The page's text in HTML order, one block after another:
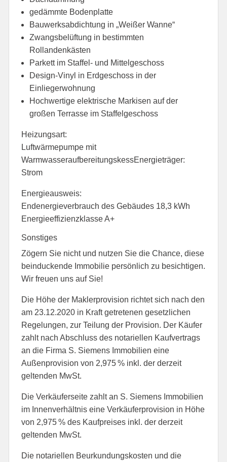
gedämmte Bodenplatte
Bauwerksabdichtung in „Weißer Wanne“
Zwangsbelüftung in bestimmten
Rollandenkästen
Parkett im Staffel- und Mittelgeschoss
Design-Vinyl in Erdgeschoss in der
Einliegerwohnung
Hochwertige elektrische Markisen auf der
großen Terrasse im Staffelgeschoss
Heizungsart:
Luftwärmepumpe mit
WarmwasseraufbereitungskessEnergieträger:
Strom
Energieausweis:
Endenergieverbrauch des Gebäudes 18,3 kWh
Energieeffizienzklasse A+
Sonstiges
Zögern Sie nicht und nutzen Sie die Chance, diese
beinduckende Immobilie persönlich zu besichtigen.
Wir freuen uns auf Sie!
Die Höhe der Maklerprovision richtet sich nach den
am 23.12.2020 in Kraft getretenen gesetzlichen
Regelungen, zur Teilung der Provision. Der Käufer
zahlt nach Abschluss des notariellen Kaufvertrags
an die Firma S. Siemens Immobilien eine
Außenprovision von 2,975 % inkl. der derzeit
geltenden MwSt.
Die Verkäuferseite zahlt an S. Siemens Immobilien
im Innenverhältnis eine Verkäuferprovision in Höhe
von 2,975 % des Kaufpreises inkl. der derzeit
geltenden MwSt.
Die notariellen Beurkundungskosten und die